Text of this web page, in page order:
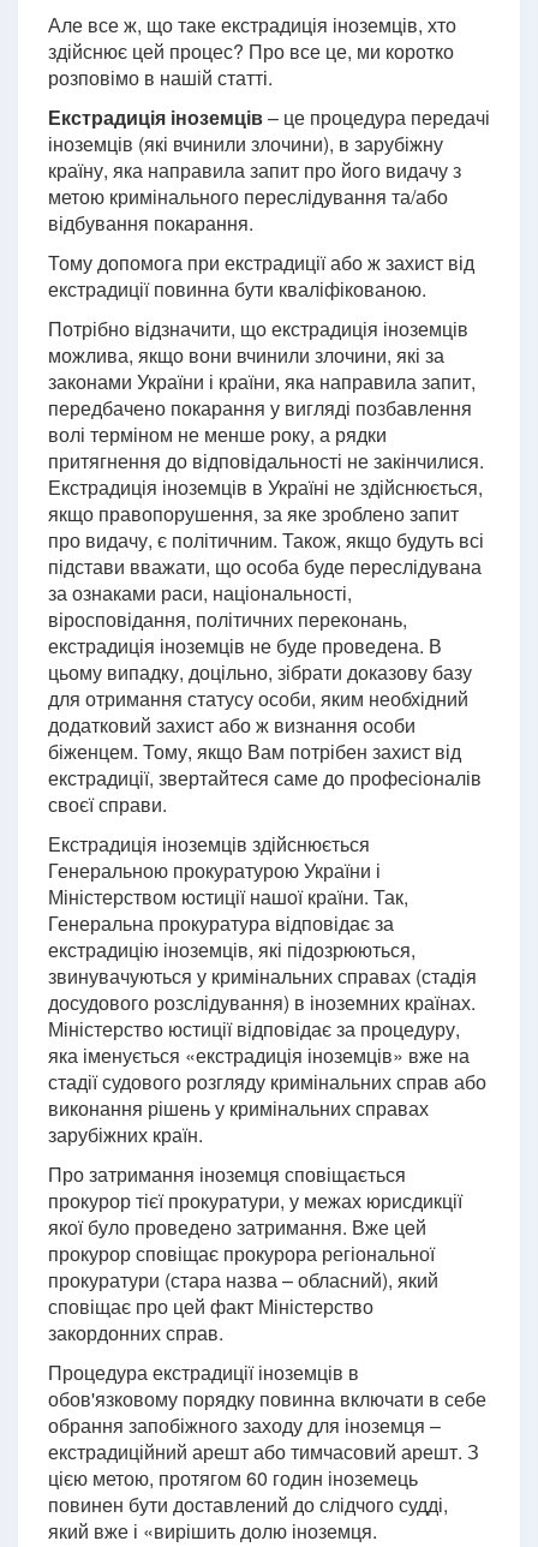
Але все ж, що таке екстрадиція іноземців, хто
здійснює цей процес? Про все це, ми коротко
розповімо в нашій статті.
Екстрадиція іноземців– це процедура передачі
іноземців (які вчинили злочини), в зарубіжну
країну, яка направила запит про його видачу з
метою кримінального переслідування та/або
відбування покарання.
Тому допомога при екстрадиції або ж захист від
екстрадиції повинна бути кваліфікованою.
Потрібно відзначити, що екстрадиція іноземців
можлива, якщо вони вчинили злочини, які за
законами України і країни, яка направила запит,
передбачено покарання у вигляді позбавлення
волі терміном не менше року, а рядки
притягнення до відповідальності не закінчилися.
Екстрадиція іноземців в Україні не здійснюється,
якщо правопорушення, за яке зроблено запит
про видачу, є політичним. Також, якщо будуть всі
підстави вважати, що особа буде переслідувана
за ознаками раси, національності,
віросповідання, політичних переконань,
екстрадиція іноземців не буде проведена. В
цьому випадку, доцільно, зібрати доказову базу
для отримання статусу особи, яким необхідний
додатковий захист або ж визнання особи
біженцем. Тому, якщо Вам потрібен захист від
екстрадиції, звертайтеся саме до професіоналів
своєї справи.
Екстрадиція іноземців здійснюється
Генеральною прокуратурою України і
Міністерством юстиції нашої країни. Так,
Генеральна прокуратура відповідає за
екстрадицію іноземців, які підозрюються,
звинувачуються у кримінальних справах (стадія
досудового розслідування) в іноземних країнах.
Міністерство юстиції відповідає за процедуру,
яка іменується «екстрадиція іноземців» вже на
стадії судового розгляду кримінальних справ або
виконання рішень у кримінальних справах
зарубіжних країн.
Про затримання іноземця сповіщається
прокурор тієї прокуратури, у межах юрисдикції
якої було проведено затримання. Вже цей
прокурор сповіщає прокурора регіональної
прокуратури (стара назва – обласний), який
сповіщає про цей факт Міністерство
закордонних справ.
Процедура екстрадиції іноземців в
обов'язковому порядку повинна включати в себе
обрання запобіжного заходу для іноземця –
екстрадиційний арешт або тимчасовий арешт. З
цією метою, протягом 60 годин іноземець
повинен бути доставлений до слідчого судді,
який вже і «вирішить долю іноземця.